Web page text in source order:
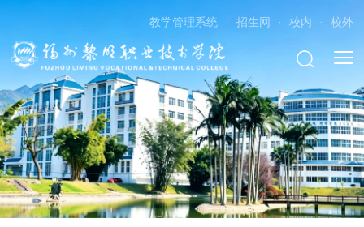
教学管理系统 · 招生网 · 校内 · 校外